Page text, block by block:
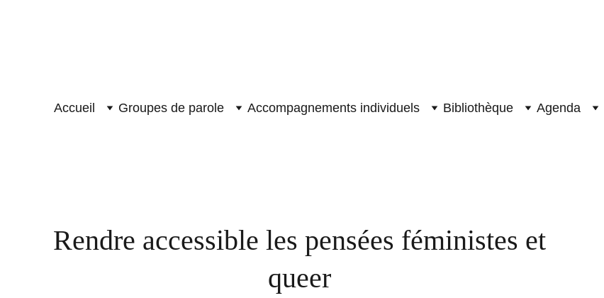
Accueil Groupes de parole Accompagnements individuels Bibliothèque Agenda
Rendre accessible les pensées féministes et
queer